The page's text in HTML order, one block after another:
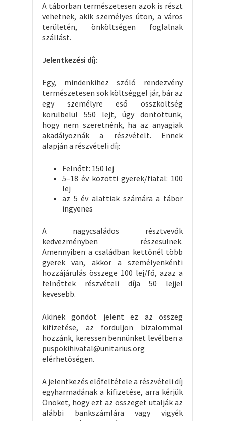
A táborban természetesen azok is részt
vehetnek, akik személyes úton, a város
területén, önköltségen foglalnak
szállást.
Jelentkezési díj:
Egy, mindenkihez szóló rendezvény
természetesen sok költséggel jár, bár az
egy személyre eső összköltség
körülbelül 550 lejt, úgy döntöttünk,
hogy nem szeretnénk, ha az anyagiak
akadályoznák a részvételt. Ennek
alapján a részvételi díj:
Felnőtt: 150 lej
5–18 év közötti gyerek/fiatal: 100
lej
az 5 év alattiak számára a tábor
ingyenes
A nagycsaládos résztvevők
kedvezményben részesülnek.
Amennyiben a családban kettőnél több
gyerek van, akkor a személyenkénti
hozzájárulás összege 100 lej/fő, azaz a
felnőttek részvételi díja 50 lejjel
kevesebb.
Akinek gondot jelent ez az összeg
kifizetése, az forduljon bizalommal
hozzánk, keressen bennünket levélben a
puspokihivatal@unitarius.org
elérhetőségen.
A jelentkezés előfeltétele a részvételi díj
egyharmadának a kifizetése, arra kérjük
Önöket, hogy ezt az összeget utalják az
alábbi bankszámlára vagy vigyék